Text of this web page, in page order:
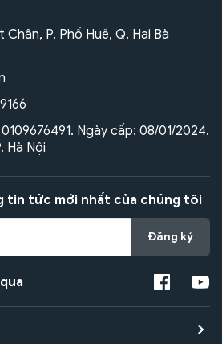
P. Phố Huế, Q. Hai Bà
Ngày cấp: 08/01/2024.
Hà Nội
tin tức mới nhất của chúng tôi
Đăng ký